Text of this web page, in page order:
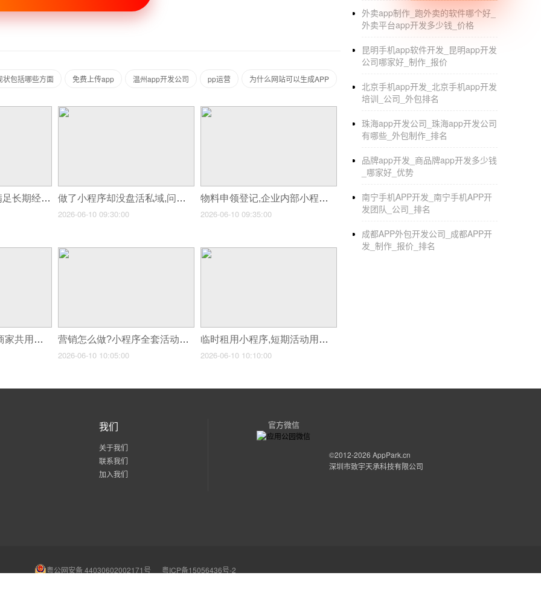
政，提供专业优质的服务，还提供更多保障
【家政】美容清洁/家政/保姆/护士/家电清洁/
【维修】电脑维修/家具维修/水电维修/墙壁
名认证和工作经验)后才在家为您服务。
【安装】灯光安装/卫浴安装/地板安装/木门
【便利】送水/二手回收/家常菜/搬家/快递跑
来自价格的指导您在家政的小事就是我们的大
我们的家政服务覆盖北京、广州、济南、青
昌、深圳、天津、厦门、东莞、重庆、石家庄
[帮助家庭生活家政客户服务热线]
非常感谢你体验家庭生活，家政，
状包括哪些方面 免费上传app 温州app开发公司 pp运营 为什么网站可以生成APP
模板小程序真的能满足长期经营吗? 做了小程序却没盘活私域,问题到底出在哪?
2026-06-10 09:30:00
物料申领登记,企业内部小程序物资管理
2026-06-10 09:35:00
跨界联合活动,异业商家共用小程序做营销 营销怎么做?小程序全套活动玩法组合!
2026-06-10 10:05:00
临时租用小程序,短期活动用完即停合作模式
2026-06-10 10:10:00
外卖app制作_跑外卖的软件哪个好_
外卖平台app开发多少钱_价格
昆明手机app软件开发_昆明app开发
公司哪家好_制作_报价
北京手机app开发_北京手机app开发
培训_公司_外包排名
珠海app开发公司_珠海app开发公司
有哪些_外包制作_排名
品牌app开发_商品牌app开发多少钱
_哪家好_优势
南宁手机APP开发_南宁手机APP开
发团队_公司_排名
成都APP外包开发公司_成都APP开
发_制作_报价_排名
我们
关于我们
联系我们
加入我们
官方微信
©2012-2026 AppPark.cn
深圳市致宇天承科技有限公司
粤公网安备 44030602002171号 粤ICP备15056436号-2